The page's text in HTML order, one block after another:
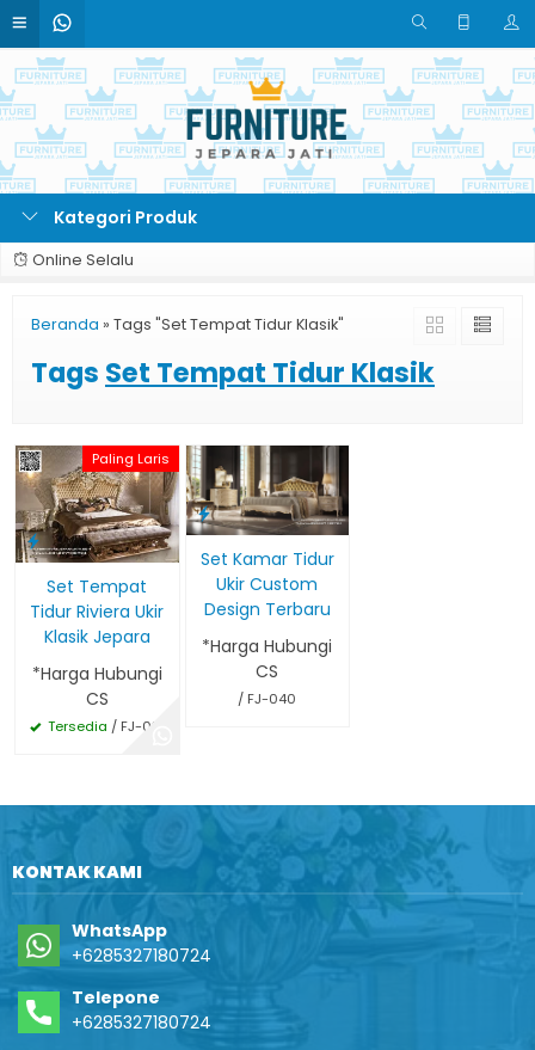
Kategori Produk
Online Selalu
Beranda » Tags "Set Tempat Tidur Klasik"
Tags Set Tempat Tidur Klasik
Paling Laris
Set Tempat
Tidur Riviera Ukir
Klasik Jepara
*Harga Hubungi
CS
Tersedia / FJ-031
Set Kamar Tidur
Ukir Custom
Design Terbaru
*Harga Hubungi
CS
/ FJ-040
KONTAK KAMI
WhatsApp
+6285327180724
Telepone
+6285327180724